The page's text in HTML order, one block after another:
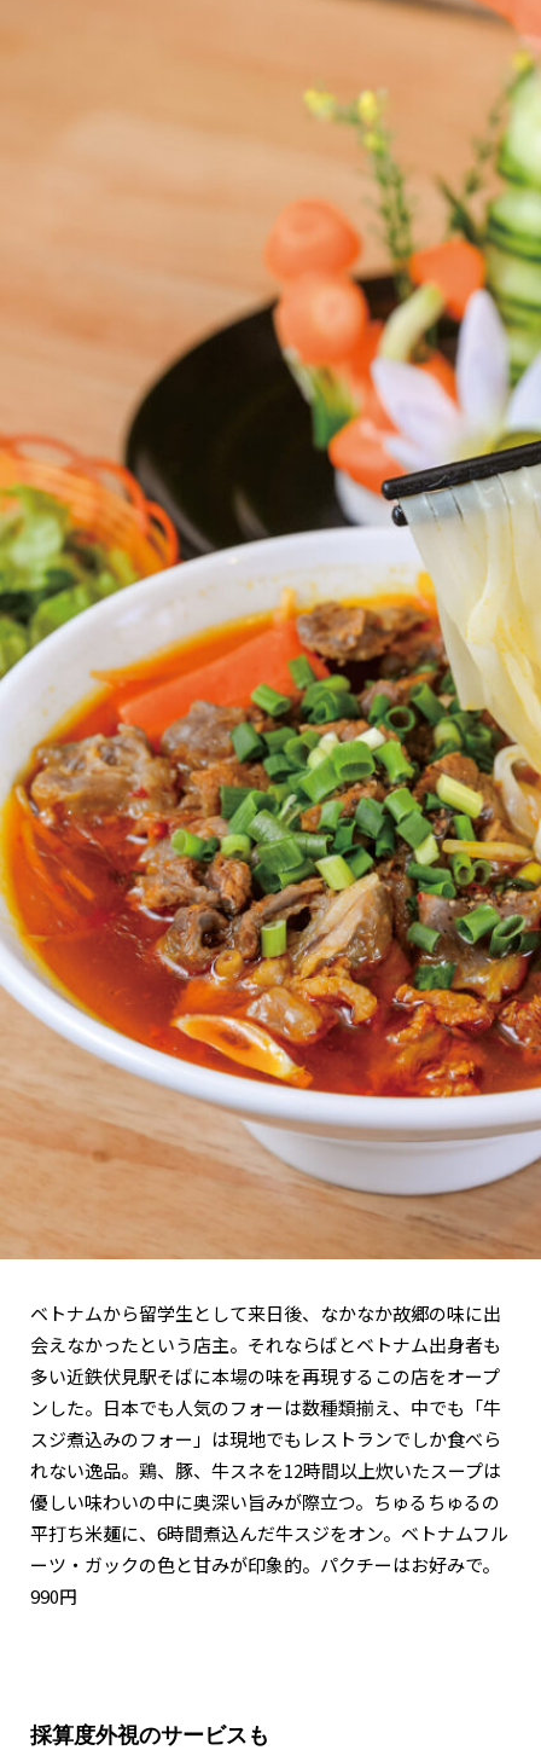
CULTURE
すべて
関西で開催。
おすすめの展覧会
おすすめの映画
誠光社で選びました。
おすすめの本
紹介します。
おすすめのイベント
ベトナムから留学生として来日後、なかなか故郷の味に出
会えなかったという店主。それならばとベトナム出身者も
多い近鉄伏見駅そばに本場の味を再現するこの店をオープ
ンした。日本でも人気のフォーは数種類揃え、中でも「牛
スジ煮込みのフォー」は現地でもレストランでしか食べら
れない逸品。鶏、豚、牛スネを12時間以上炊いたスープは
優しい味わいの中に奥深い旨みが際立つ。ちゅるちゅるの
平打ち米麺に、6時間煮込んだ牛スジをオン。ベトナムフル
ーツ・ガックの色と甘みが印象的。パクチーはお好みで。
990円
採算度外視のサービスも